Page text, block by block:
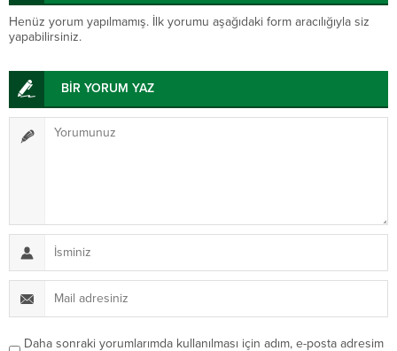
Henüz yorum yapılmamış. İlk yorumu aşağıdaki form aracılığıyla siz
yapabilirsiniz.
BİR YORUM YAZ
Daha sonraki yorumlarımda kullanılması için adım, e-posta adresim